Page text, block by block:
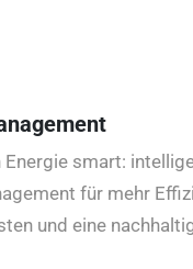
Energie smart:
für mehr
und eine